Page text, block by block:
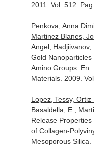
2011. Vol. 512.
Penkova, Anna
Martinez Blanes,
Angel,
Gold
Amino Groups. En:
Materials. 2009.
Lopez, Tessy,
Basaldella, E.,
Release
of Collagen-
Mesoporous Silica.